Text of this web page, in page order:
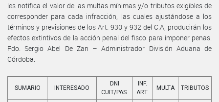
les notifica el valor de las multas mínimas y/o tributos exigibles de
corresponder para cada infracción, las cuales ajustándose a los
términos y previsiones de los Art. 930 y 932 del C.A, producirán los
efectos extintivos de la acción penal del fisco para imponer penas.
Fdo. Sergio Abel De Zan – Administrador División Aduana de
Córdoba.
SUMARIO INTERESADO
DNI
CUIT/PAS.
INF.
ART.
MULTA TRIBUTOS